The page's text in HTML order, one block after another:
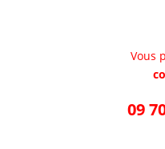
Vous
09